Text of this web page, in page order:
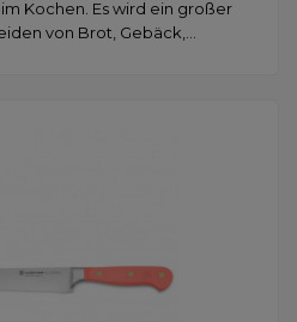
Kochen. Es wird ein großer
von Brot, Gebäck,...